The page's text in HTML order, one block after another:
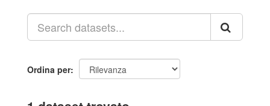
Ordina per